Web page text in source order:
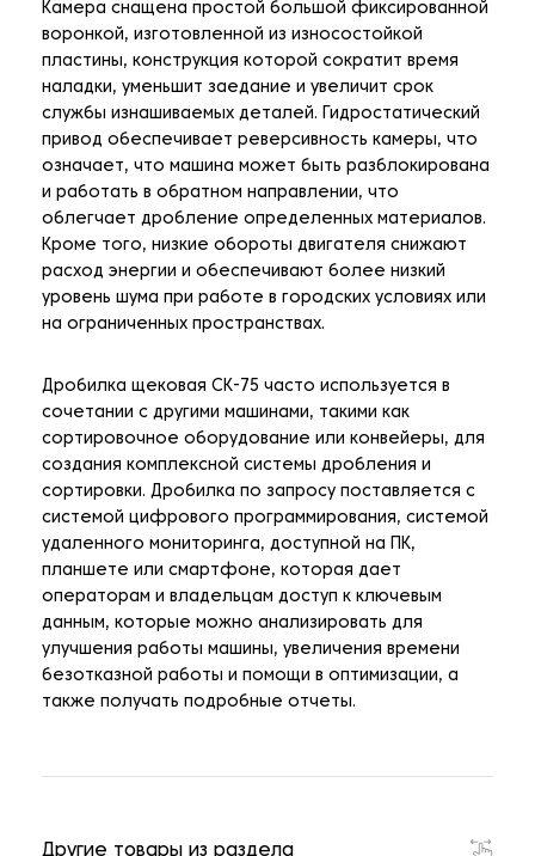
Камера снащена простой большой фиксированной
воронкой, изготовленной из износостойкой
пластины, конструкция которой сократит время
наладки, уменьшит заедание и увеличит срок
службы изнашиваемых деталей. Гидростатический
привод обеспечивает реверсивность камеры, что
означает, что машина может быть разблокирована
и работать в обратном направлении, что
облегчает дробление определенных материалов.
Кроме того, низкие обороты двигателя снижают
расход энергии и обеспечивают более низкий
уровень шума при работе в городских условиях или
на ограниченных пространствах.
Дробилка щековая CK-75 часто используется в
сочетании с другими машинами, такими как
сортировочное оборудование или конвейеры, для
создания комплексной системы дробления и
сортировки. Дробилка по запросу поставляется с
системой цифрового программирования, системой
удаленного мониторинга, доступной на ПК,
планшете или смартфоне, которая дает
операторам и владельцам доступ к ключевым
данным, которые можно анализировать для
улучшения работы машины, увеличения времени
безотказной работы и помощи в оптимизации, а
также получать подробные отчеты.
Другие товары из раздела